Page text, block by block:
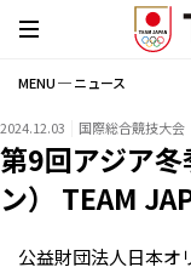
MENU ─ ニュース
2024.12.03 国際総合競技大会
第9回アジア
ン） TEAM
公益財団法人日本オ